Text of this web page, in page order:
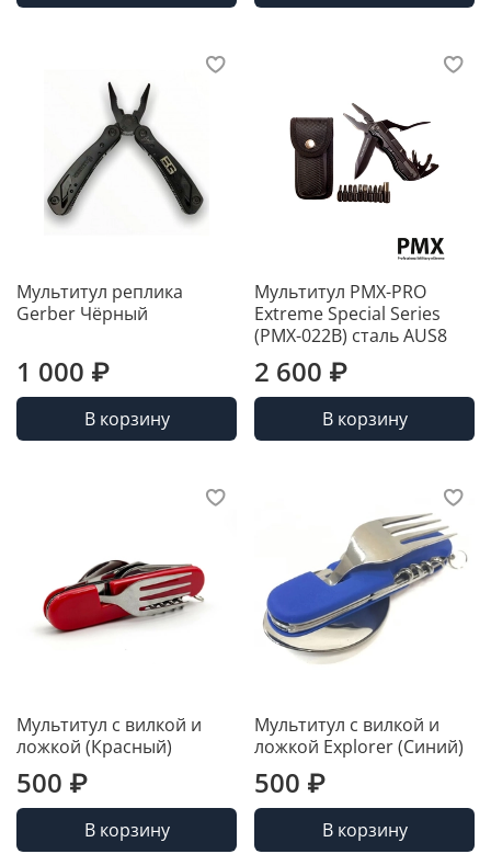
Мультитул реплика
Gerber Чёрный
1 000 ₽
В корзину
Мультитул PMX-PRO
Extreme Special Series
(PMX-022B) сталь AUS8
2 600 ₽
В корзину
Мультитул с вилкой и
ложкой (Красный)
500 ₽
В корзину
Мультитул с вилкой и
ложкой Explorer (Синий)
500 ₽
В корзину